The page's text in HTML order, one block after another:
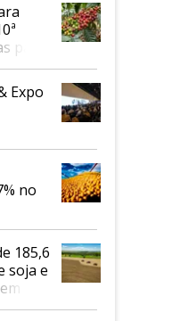
para
Expo
no
185,6
soja e